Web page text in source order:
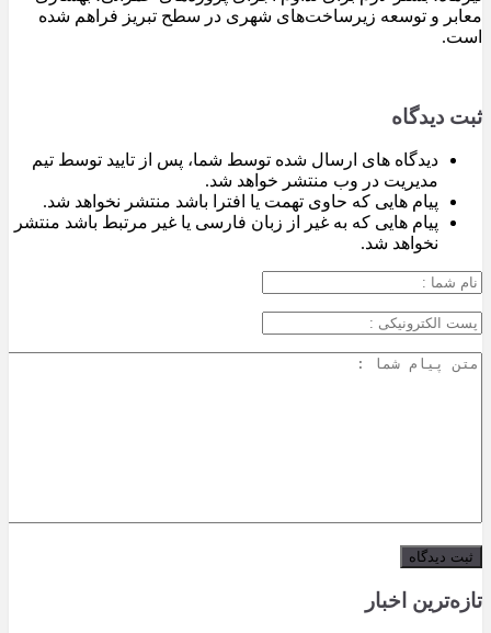
معابر و توسعه زیرساخت‌های شهری در سطح تبریز فراهم شده
است.
ثبت دیدگاه
دیدگاه های ارسال شده توسط شما، پس از تایید توسط تیم
مدیریت در وب منتشر خواهد شد.
پیام هایی که حاوی تهمت یا افترا باشد منتشر نخواهد شد.
پیام هایی که به غیر از زبان فارسی یا غیر مرتبط باشد منتشر
نخواهد شد.
تازه‌ترین اخبار